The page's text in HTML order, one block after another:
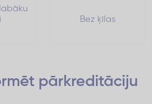
Bez ķīlas
pārkreditāciju